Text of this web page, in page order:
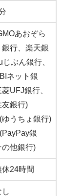
あおぞら
銀行、楽天銀
ぶん銀行、
ネット銀
UFJ銀行、
友銀行)
ゆうちょ銀行)
銀
の他銀行)
24時間
し